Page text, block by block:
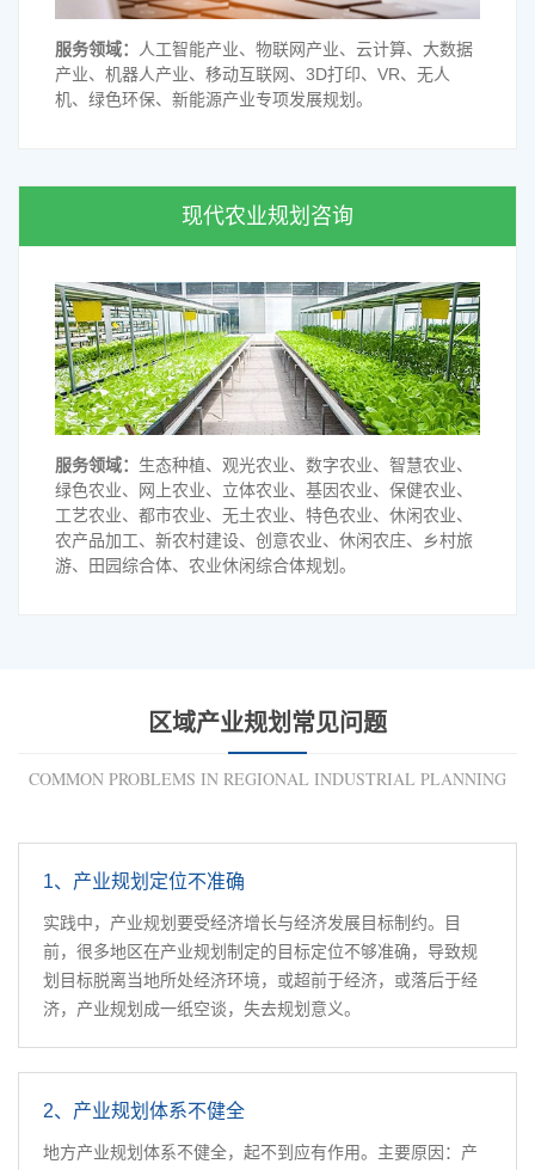
服务领域：
人工智能产业、物联网产业、云计算、大数据
产业、机器人产业、移动互联网、3D打印、VR、无人
机、绿色环保、新能源产业专项发展规划。
现代农业规划咨询
服务领域： 生态种植、观光农业、数字农业、智慧农业、
绿色农业、网上农业、立体农业、基因农业、保健农业、
工艺农业、都市农业、无土农业、特色农业、休闲农业、
农产品加工、新农村建设、创意农业、休闲农庄、乡村旅
游、田园综合体、农业休闲综合体规划。
区域产业规划常见问题
COMMON PROBLEMS IN REGIONAL INDUSTRIAL PLANNING
1、产业规划定位不准确
实践中，产业规划要受经济增长与经济发展目标制约。目
前，很多地区在产业规划制定的目标定位不够准确，导致规
划目标脱离当地所处经济环境，或超前于经济，或落后于经
济，产业规划成一纸空谈，失去规划意义。
2、产业规划体系不健全
地方产业规划体系不健全，起不到应有作用。主要原因：产